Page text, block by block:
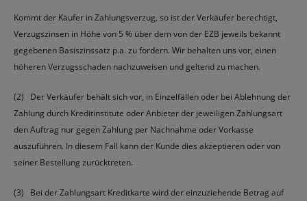
Kommt der Käufer in Zahlungsverzug, so ist der Verkäufer berechtigt,
Verzugszinsen in Höhe von 5 % über dem von der EZB jeweils bekannt
gegebenen Basiszinssatz p.a. zu fordern. Wir behalten uns vor, einen
höheren Verzugsschaden nachzuweisen und geltend zu machen.
(2) Der Verkäufer behält sich vor, in Einzelfällen oder bei Ablehnung der
Zahlung durch Kreditinstitute oder Anbieter der jeweiligen Zahlungsart
den Auftrag nur gegen Zahlung per Nachnahme oder Vorkasse
auszuführen. In diesem Fall kann der Kunde dies akzeptieren oder von
seiner Bestellung zurücktreten.
(3) Bei der Zahlungsart Kreditkarte wird der einzuziehende Betrag auf